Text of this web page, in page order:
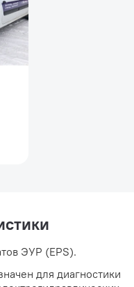
ЭУР (EPS).
для диагностики